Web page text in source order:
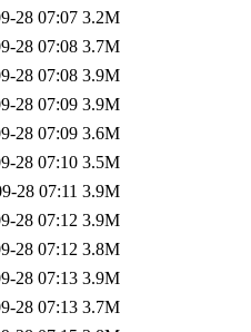
28 07:07 3.2M
28 07:08 3.7M
28 07:08 3.9M
28 07:09 3.9M
28 07:09 3.6M
28 07:10 3.5M
28 07:11 3.9M
28 07:12 3.9M
28 07:12 3.8M
28 07:13 3.9M
28 07:13 3.7M